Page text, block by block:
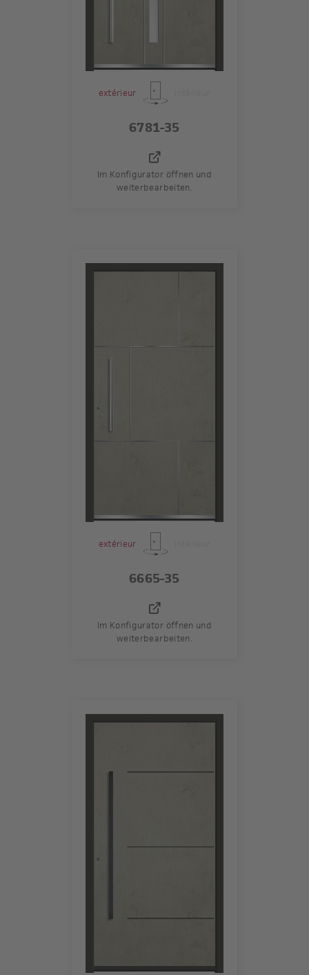
extérieur
6781-35
Im Konfigurator öffnen und
weiterbearbeiten.
extérieur
6665-35
Im Konfigurator öffnen und
weiterbearbeiten.